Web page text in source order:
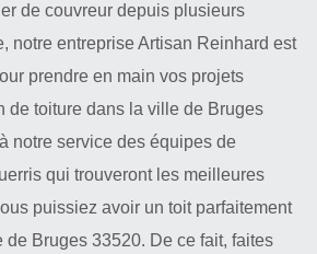
de couvreur depuis plusieurs
notre entreprise Artisan Reinhard est
prendre en main vos projets
de toiture dans la ville de Bruges
notre service des équipes de
qui trouveront les meilleures
puissiez avoir un toit parfaitement
Bruges 33520. De ce fait, faites